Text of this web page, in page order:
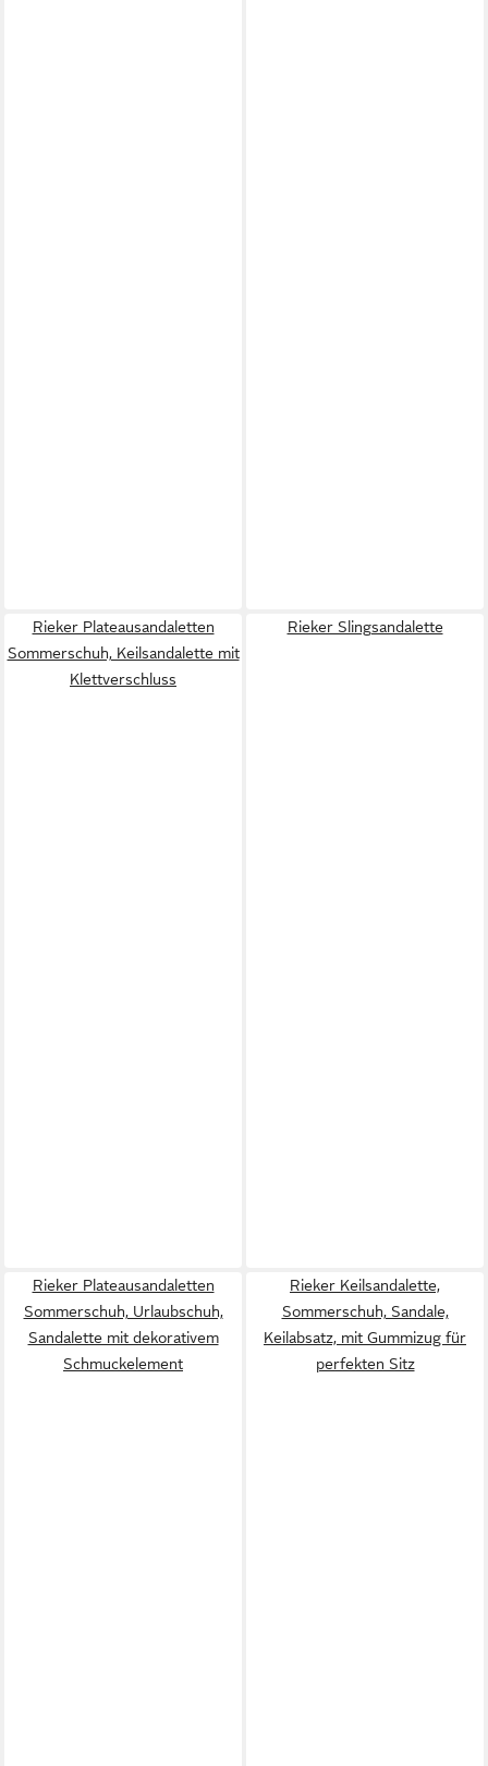
Rieker Plateausandaletten
Sommerschuh, Keilsandalette mit
Klettverschluss
Rieker Slingsandalette
Rieker Plateausandaletten
Sommerschuh, Urlaubschuh,
Sandalette mit dekorativem
Schmuckelement
Rieker Keilsandalette,
Sommerschuh, Sandale,
Keilabsatz, mit Gummizug für
perfekten Sitz